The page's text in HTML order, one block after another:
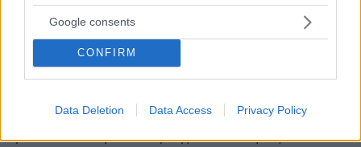
Google consents
CONFIRM
Data Deletion Data Access Privacy Policy
Ενας πρωταθλητής ζει σπαρτιάτικα. Είναι
αφοσιωμένος στο όραμα και τους στόχους
αυστηρό πρόγραμμα, βρίσκουμε πάντα χρόνο
για να κάνουμε και πράγματα που μας